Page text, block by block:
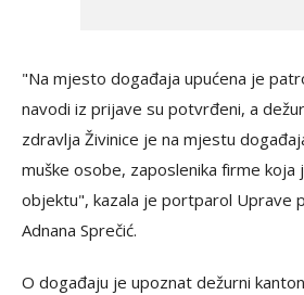
"Na mjesto događaja upućena je
navodi iz prijave su potvrđeni, a
zdravlja Živinice je na mjestu
muške osobe, zaposlenika firme koja
objektu", kazala je portparol Uprave
Adnana Sprečić.
O događaju je upoznat dežurni